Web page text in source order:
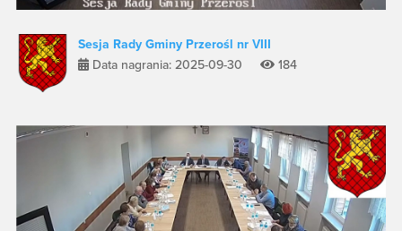
Sesja Rady Gminy Przerośl nr VIII
Data nagrania: 2025-09-30
184